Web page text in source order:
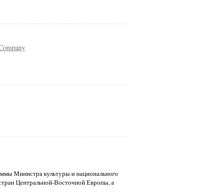
Министра культуры и национального
Центральной-Восточной Европы, а